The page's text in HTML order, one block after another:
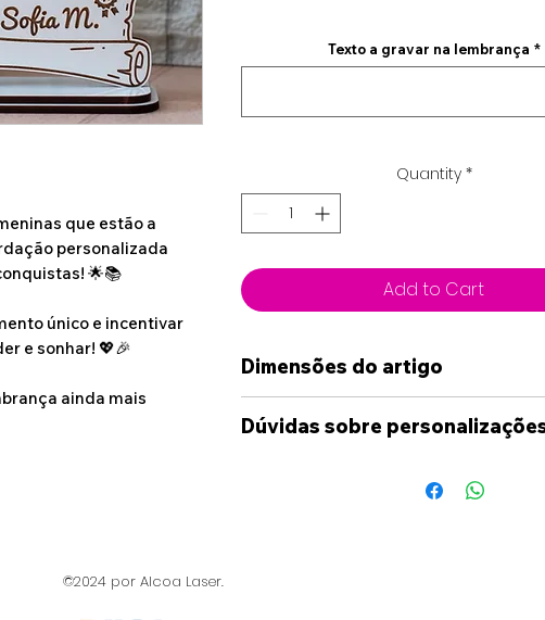
que estão a
personalizada
🌟📚
único e incentivar
e sonhar! 💖🎉
ainda mais
Texto a gravar na lembrança *
Quantity *
Add to Cart
Dimensões do artigo
15cm * 13cm
Dúvidas sobre
Caso deseje alguma
©2024 por Alcoa Laser.